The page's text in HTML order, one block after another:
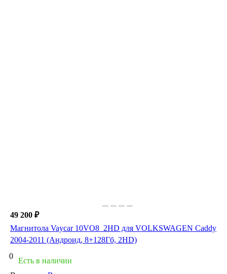
49 200 ₽
Магнитола Vaycar 10VO8_2HD для VOLKSWAGEN Caddy
2004-2011 (Андроид, 8+128Гб, 2HD)
0
Есть в наличии